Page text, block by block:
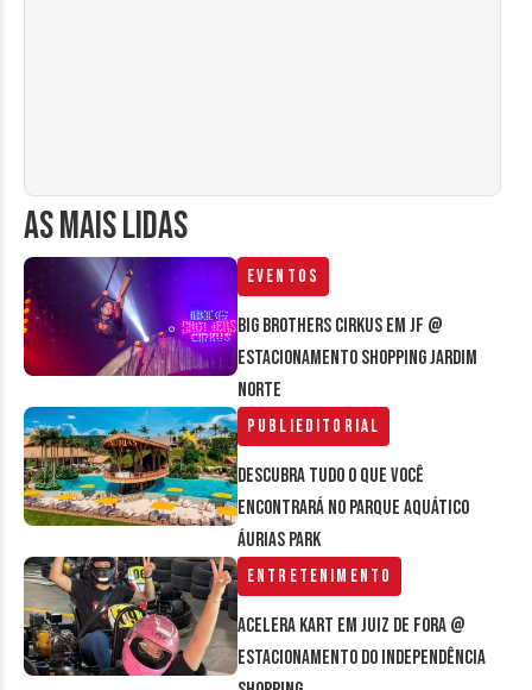
AS MAIS LIDAS
Eventos
Big Brothers Cirkus em JF @
estacionamento Shopping Jardim
Norte
Publieditorial
Descubra tudo o que você
encontrará no parque aquático
Áurias Park
Entretenimento
Acelera Kart em Juiz de Fora @
estacionamento do Independência